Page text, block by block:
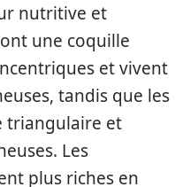
nutritive et
une coquille
et vivent
tandis que les
triangulaire et
Les
plus riches en